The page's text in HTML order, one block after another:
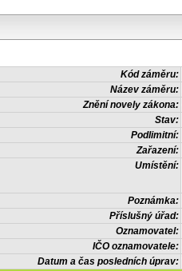
Kód záměru:
Název záměru:
Znění novely zákona:
Stav:
Podlimitní:
Zařazení:
Umístění:
Poznámka:
Příslušný úřad:
Oznamovatel:
IČO oznamovatele:
Datum a čas posledních úprav: